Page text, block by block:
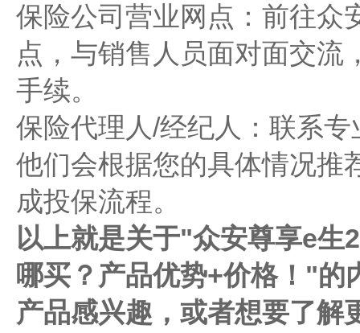
保险公司营业网点：前往众
点，与销售人员面对面交流
手续。
保险代理人/经纪人：联系
他们会根据您的具体情况推
成投保流程。
以上就是关于"众安尊享e生
哪买？产品优势+价格！"的
产品感兴趣，或者想要了解